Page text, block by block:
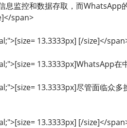
息监控和数据存取，而
span>
13.3333px] [/size]</
13.3333px]WhatsApp在
13.3333px]尽管面临众
13.3333px] [/size]</